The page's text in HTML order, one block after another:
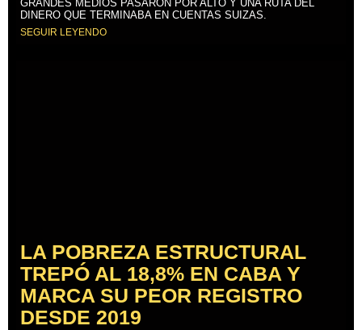
GRANDES MEDIOS PASARON POR ALTO Y UNA RUTA DEL
DINERO QUE TERMINABA EN CUENTAS SUIZAS.
SEGUIR LEYENDO
LA POBREZA ESTRUCTURAL
TREPÓ AL 18,8% EN CABA Y
MARCA SU PEOR REGISTRO
DESDE 2019